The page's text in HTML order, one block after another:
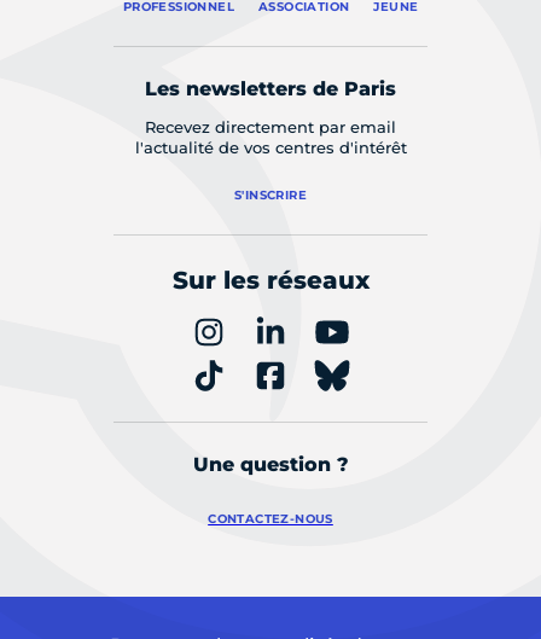
PROFESSIONNEL ASSOCIATION JEUNE
Les newsletters de Paris
Recevez directement par email
l'actualité de vos centres d'intérêt
S'INSCRIRE
Sur les réseaux
Une question ?
CONTACTEZ-NOUS